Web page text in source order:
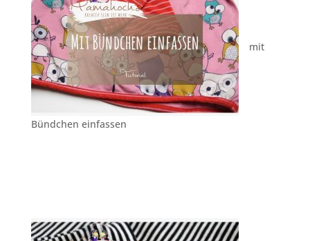
mit
Bündchen einfassen